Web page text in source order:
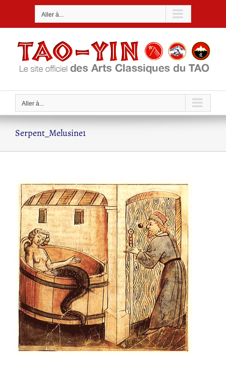
Aller à...
Aller à...
Serpent_Melusine1